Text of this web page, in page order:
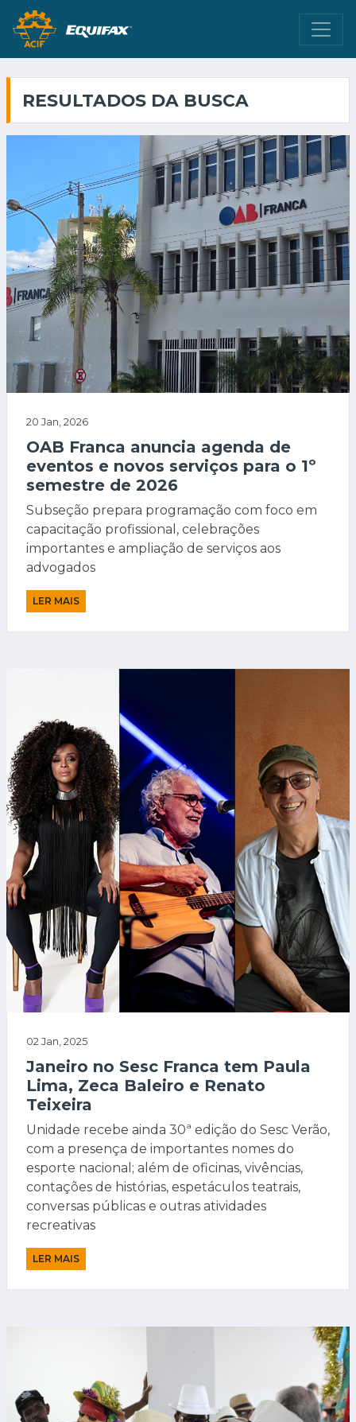
RESULTADOS DA BUSCA
20 Jan, 2026
OAB Franca anuncia agenda de
eventos e novos serviços para o 1º
semestre de 2026
Subseção prepara programação com foco em
capacitação profissional, celebrações
importantes e ampliação de serviços aos
advogados
LER MAIS
02 Jan, 2025
Janeiro no Sesc Franca tem Paula
Lima, Zeca Baleiro e Renato
Teixeira
Unidade recebe ainda 30ª edição do Sesc Verão,
com a presença de importantes nomes do
esporte nacional; além de oficinas, vivências,
contações de histórias, espetáculos teatrais,
conversas públicas e outras atividades
recreativas
LER MAIS